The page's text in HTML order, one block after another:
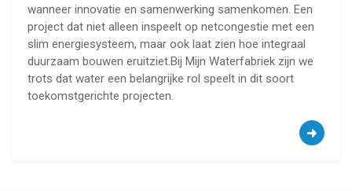
wanneer innovatie en samenwerking samenkomen. Een
project dat niet alleen inspeelt op netcongestie met een
slim energiesysteem, maar ook laat zien hoe integraal
duurzaam bouwen eruitziet.Bij Mijn Waterfabriek zijn we
trots dat water een belangrijke rol speelt in dit soort
toekomstgerichte projecten.